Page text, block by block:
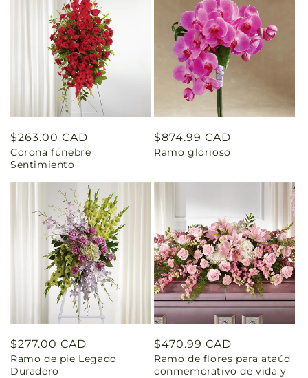
Precio
habitual
$263.00 CAD
Corona fúnebre
Sentimiento
Precio
habitual
$874.99 CAD
Ramo glorioso
Precio
habitual
$277.00 CAD
Ramo de pie Legado
Duradero
Precio
habitual
$470.99 CAD
Ramo de flores para ataúd
conmemorativo de vida y